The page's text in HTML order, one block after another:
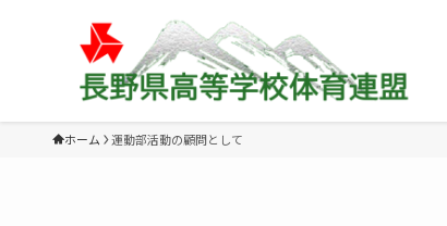
ホーム 運動部活動の顧問として